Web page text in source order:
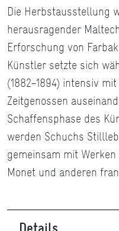
Die Herbstausstellung
herausragender
Erforschung von
Künstler setzte sich
(1882–1894) intensiv
Zeitgenossen
Schaffensphase des
werden Schuchs
gemeinsam mit
Monet und anderen